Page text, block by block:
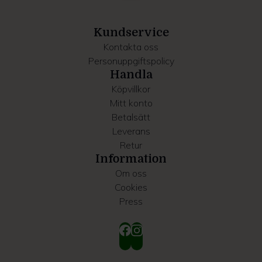
Kundservice
Kontakta oss
Personuppgiftspolicy
Handla
Köpvillkor
Mitt konto
Betalsätt
Leverans
Retur
Information
Om oss
Cookies
Press